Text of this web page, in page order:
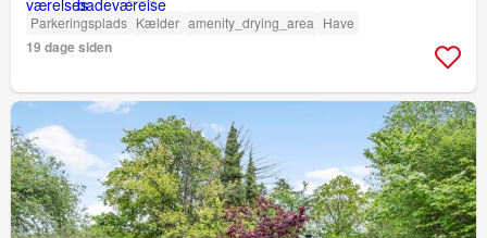
Parkeringsplads Kælder amenity_drying_area Have
19 dage siden